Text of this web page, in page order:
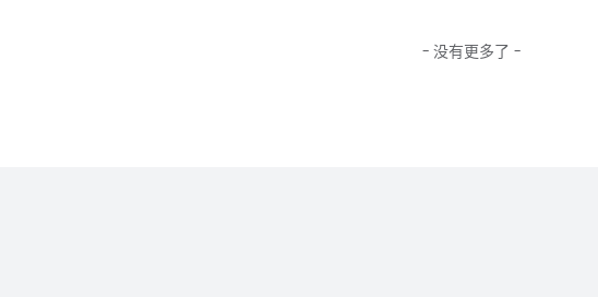
- 没有更多了 -